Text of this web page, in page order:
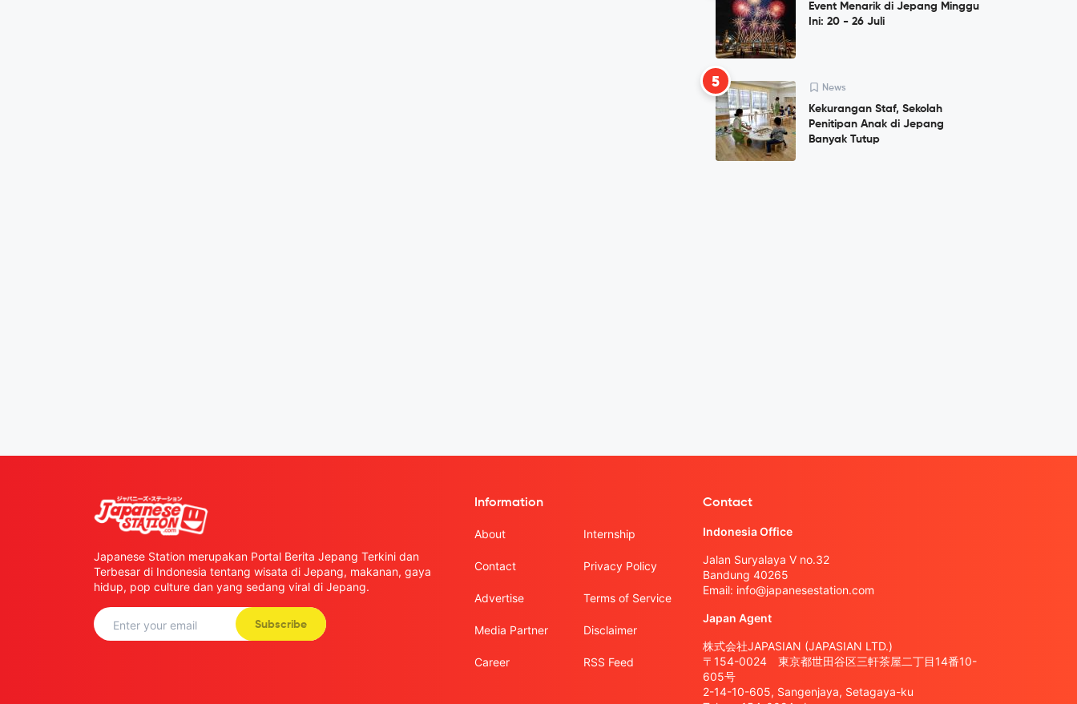
Event Menarik di Jepang Minggu
Ini: 20 - 26 Juli
5 News
Kekurangan Staf, Sekolah
Penitipan Anak di Jepang
Banyak Tutup
Japanese Station merupakan Portal Berita Jepang Terkini dan
Terbesar di Indonesia tentang wisata di Jepang, makanan, gaya
hidup, pop culture dan yang sedang viral di Jepang.
Subscribe
Information
About
Contact
Advertise
Media Partner
Career
Internship
Privacy Policy
Terms of Service
Disclaimer
RSS Feed
Contact
Indonesia Office
Jalan Suryalaya V no.32
Bandung 40265
Email: info@japanesestation.com
Japan Agent
株式会社JAPASIAN (JAPASIAN LTD.)
〒154-0024 東京都世田谷区三軒茶屋二丁目14番10-
605号
2-14-10-605, Sangenjaya, Setagaya-ku